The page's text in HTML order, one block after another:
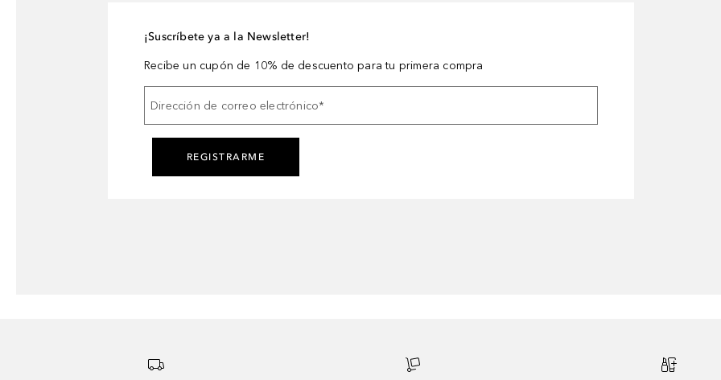
¡Suscríbete ya a la Newsletter!
Recibe un cupón de 10% de descuento para tu primera compra
Dirección de correo electrónico*
REGISTRARME